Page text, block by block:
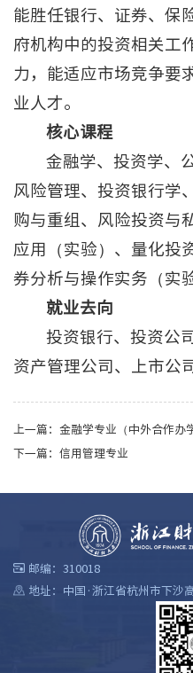
能胜任银行、证券、保
府机构中的投资相关工
力，能适应市场竞争要
业人才。
核心课程
金融学、投资学、
风险管理、投资银行学
购与重组、风险投资与
应用（实验）、量化投
券分析与操作实务（实
就业去向
投资银行、投资公
资产管理公司、上市公
上一篇： 金融学专业（中外合作办
下一篇： 信用管理专业
邮编：310018
地址：中国·浙江省杭州市下沙